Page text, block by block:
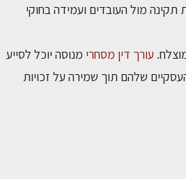
מול העובדים ועמידה בחוקי
עורך דין מסחרי מנוסה יוכל לסייע
שלהם תוך שמירה על זכויות